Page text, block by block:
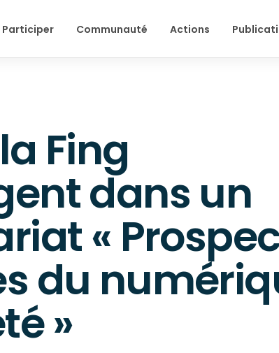
Participer Communauté Actions
Fing
dans un
«
du
»